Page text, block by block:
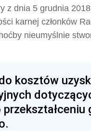
z dnia 5 grudnia
karnej członków
nieumyślnie
kosztów